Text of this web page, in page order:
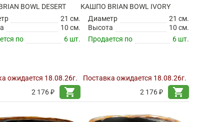
BOWL DESERT
21 см.
10 см.
по
6 шт.
ожидается 18.08.26г.
2 176 ₽
shopping_cart
КАШПО BRIAN BOWL IVORY
Диаметр
21 см.
Высота
10 см.
Продается по
6 шт.
Поставка ожидается 18.08.26г.
2 176 ₽
shopping_cart